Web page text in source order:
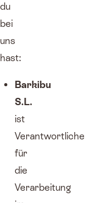
du
bei
uns
hast:
Barkibu
S.L.
ist
Verantwortliche
für
die
Verarbeitung